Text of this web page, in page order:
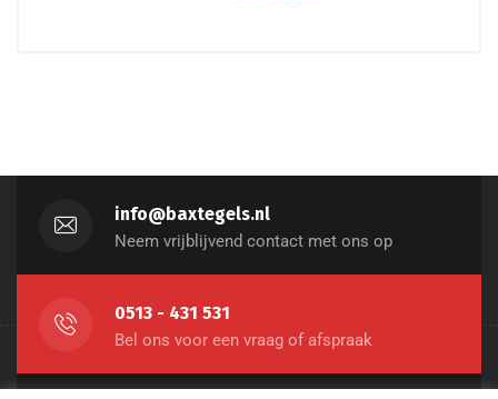
info@baxtegels.nl
Neem vrijblijvend contact met ons op
0513 - 431 531
Bel ons voor een vraag of afspraak